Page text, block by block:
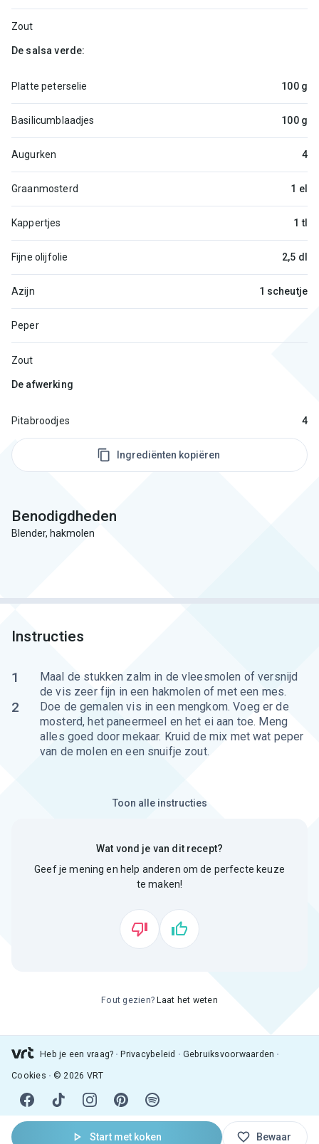
Start met koken Bewaar
Zout
De salsa verde:
Platte peterselie 100 g
Basilicumblaadjes 100 g
Augurken 4
Graanmosterd 1 el
Kappertjes 1 tl
Fijne olijfolie 2,5 dl
Azijn 1 scheutje
Peper
Zout
De afwerking
Pitabroodjes 4
Ingrediënten kopiëren
Benodigdheden
Blender, hakmolen
Instructies
1
Maal de stukken zalm in de vleesmolen of versnijd
de vis zeer fijn in een hakmolen of met een mes.
2
Doe de gemalen vis in een mengkom. Voeg er de
mosterd, het paneermeel en het ei aan toe. Meng
alles goed door mekaar. Kruid de mix met wat peper
van de molen en een snuifje zout.
Toon alle instructies
Wat vond je van dit recept?
Geef je mening en help anderen om de perfecte keuze
te maken!
Fout gezien? Laat het weten
Heb je een vraag? Privacybeleid Gebruiksvoorwaarden
Cookies © 2026 VRT